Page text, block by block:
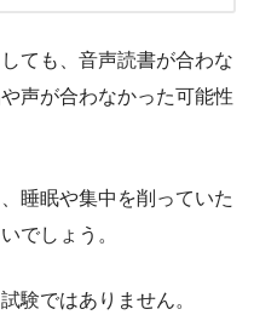
ても、音声読書が合わな
声が合わなかった可能性
睡眠や集中を削っていた
でしょう。
験ではありません。